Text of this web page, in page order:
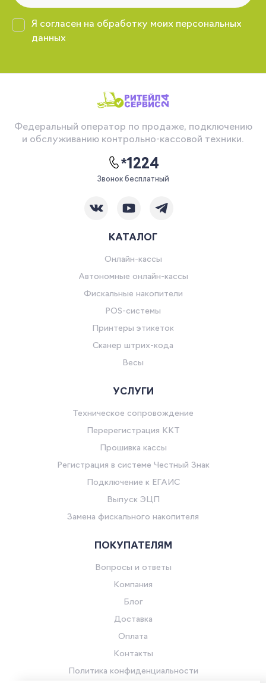
Я согласен на обработку моих персональных
данных
Федеральный оператор по продаже, подключению
и обслуживанию контрольно-кассовой техники.
*1224
Звонок бесплатный
КАТАЛОГ
Онлайн-кассы
Автономные онлайн-кассы
Фискальные накопители
POS-системы
Принтеры этикеток
Сканер штрих-кода
Весы
УСЛУГИ
Техническое сопровождение
Перерегистрация ККТ
Прошивка кассы
Регистрация в системе Честный Знак
Подключение к ЕГАИС
Выпуск ЭЦП
Замена фискального накопителя
ПОКУПАТЕЛЯМ
Вопросы и ответы
Компания
Блог
Доставка
Оплата
Контакты
Политика конфиденциальности